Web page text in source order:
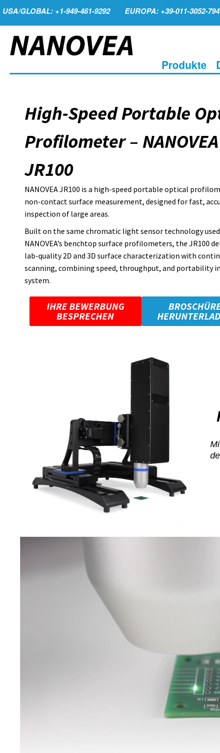
USA/GLOBAL: +1-949-461-9292 EUROPA: +39-011-3052-794
Produkte
High-Speed Portable
Profilometer – NANOVEA
JR100
NANOVEA JR100 is a high-speed portable optical
non-contact surface measurement, designed for fast,
inspection of large areas.
Built on the same chromatic light sensor technology
NANOVEA’s benchtop surface profilometers, the JR100
lab-quality 2D and 3D surface characterization with
scanning, combining speed, throughput, and portability
system.
IHRE BEWERBUNG
BESPRECHEN